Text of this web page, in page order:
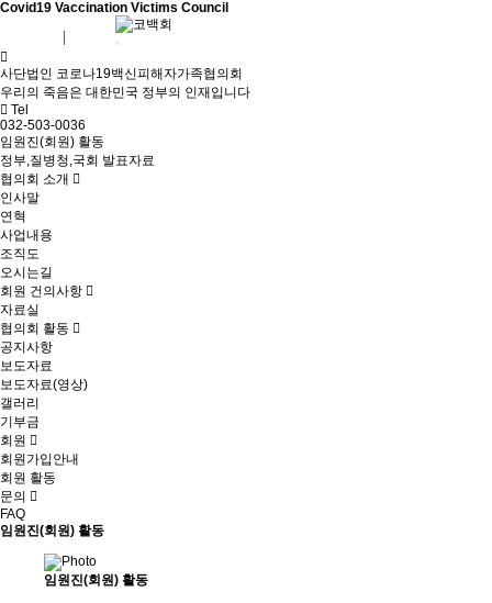
Covid19 Vaccination Victims Council
사단법인 코로나19백신피해자가족협의회
우리의 죽음은 대한민국 정부의 인재입니다
Tel
032-503-0036
임원진(회원) 활동
정부,질병청,국회 발표자료
협의회 소개
인사말
연혁
사업내용
조직도
오시는길
회원 건의사항
자료실
협의회 활동
공지사항
보도자료
보도자료(영상)
갤러리
기부금
회원
회원가입안내
회원 활동
문의
FAQ
임원진(회원) 활동
임원진(회원) 활동